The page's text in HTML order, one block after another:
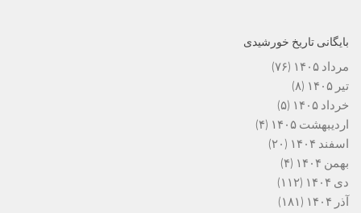
بایگانی تاریخ خورشیدی
مرداد ۱۴۰۵
(۷۶)
تیر ۱۴۰۵
(۸)
خرداد ۱۴۰۵
(۵)
اردیبهشت ۱۴۰۵
(۴)
اسفند ۱۴۰۴
(۲۰)
بهمن ۱۴۰۴
(۴)
دی ۱۴۰۴
(۱۱۲)
آذر ۱۴۰۴
(۱۸۱)